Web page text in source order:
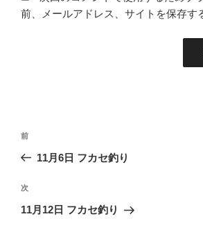
前、メールアドレス、サイトを保存す
投
ナ
ビ
ゲ
前
の
稿
前
11月6日 フカセ釣り
次
の
次
11月12日 フカセ釣り